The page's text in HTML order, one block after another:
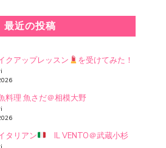
最近の投稿
クアップレッスン を受けてみた！
料理 魚さだ＠相模大野
タリアン IL VENTO＠武蔵小杉